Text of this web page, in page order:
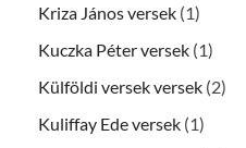
Kriza János versek (1)
Kuczka Péter versek (1)
Külföldi versek versek (2)
Kuliffay Ede versek (1)